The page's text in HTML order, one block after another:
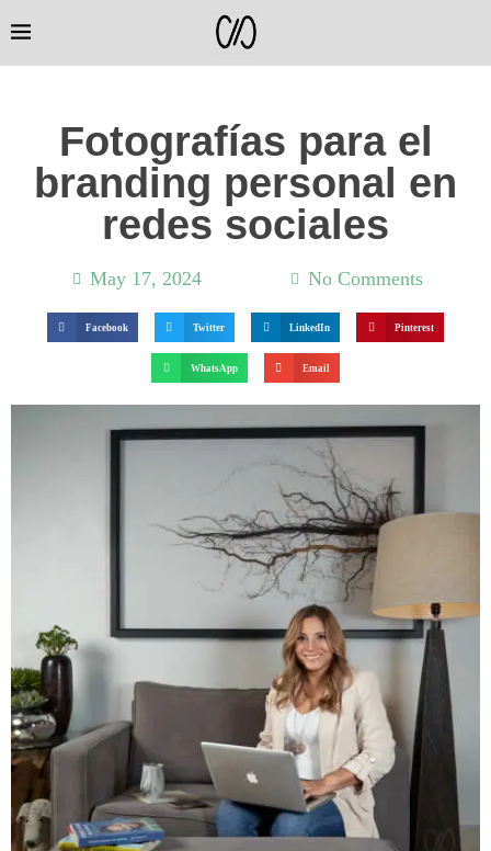
Fotografías para el
branding personal en
redes sociales
May 17, 2024 No Comments
Facebook Twitter LinkedIn Pinterest
WhatsApp Email